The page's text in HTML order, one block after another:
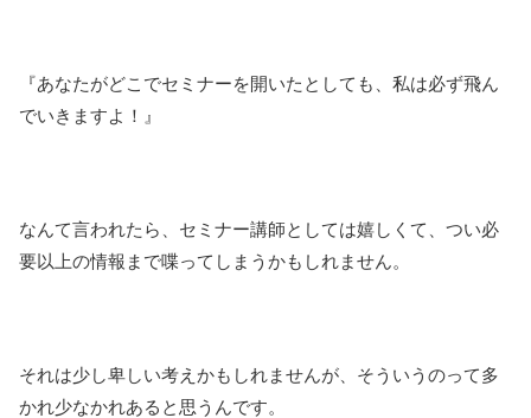
『あなたがどこでセミナーを開いたとしても、私は必ず飛ん
でいきますよ！』
なんて言われたら、セミナー講師としては嬉しくて、つい必
要以上の情報まで喋ってしまうかもしれません。
それは少し卑しい考えかもしれませんが、そういうのって多
かれ少なかれあると思うんです。